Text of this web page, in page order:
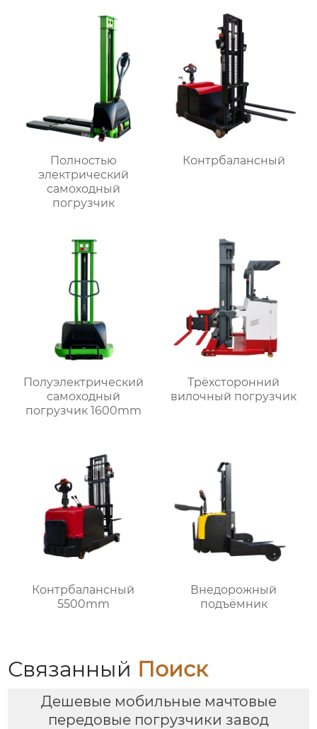
Полностью
электрический
самоходный
погрузчик
Контрбалансный
Полуэлектрический
самоходный
погрузчик 1600mm
Трёхсторонний
вилочный погрузчик
Контрбалансный
5500mm
Внедорожный
подъёмник
Связанный Поиск
Дешевые мобильные мачтовые
передовые погрузчики завод